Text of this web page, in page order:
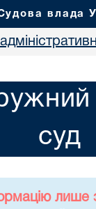
влада
суд
лише